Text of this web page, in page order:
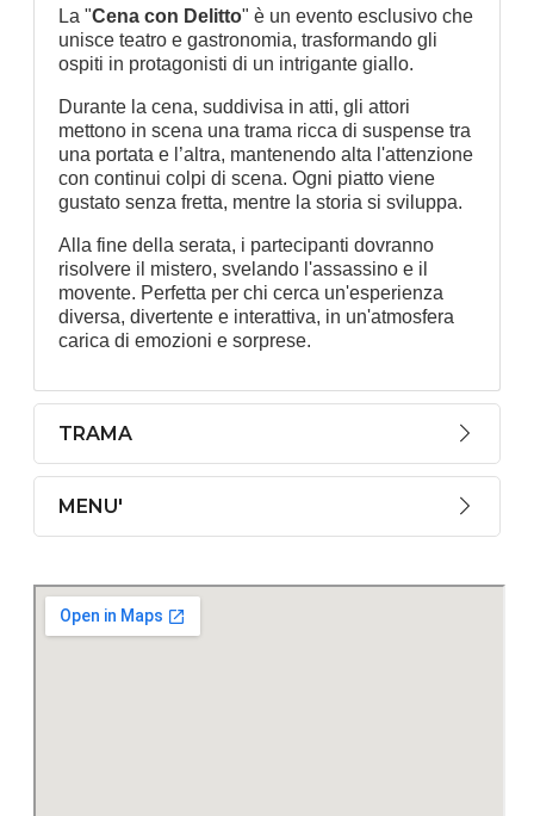
La "Cena con Delitto" è un evento esclusivo che
unisce teatro e gastronomia, trasformando gli
ospiti in protagonisti di un intrigante giallo.
Durante la cena, suddivisa in atti, gli attori
mettono in scena una trama ricca di suspense tra
una portata e l’altra, mantenendo alta l'attenzione
con continui colpi di scena. Ogni piatto viene
gustato senza fretta, mentre la storia si sviluppa.
Alla fine della serata, i partecipanti dovranno
risolvere il mistero, svelando l'assassino e il
movente. Perfetta per chi cerca un'esperienza
diversa, divertente e interattiva, in un'atmosfera
carica di emozioni e sorprese.
TRAMA
MENU'